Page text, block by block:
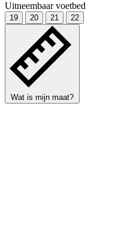
Uitneembaar voetbed
19 20 21 22
Wat is mijn maat?